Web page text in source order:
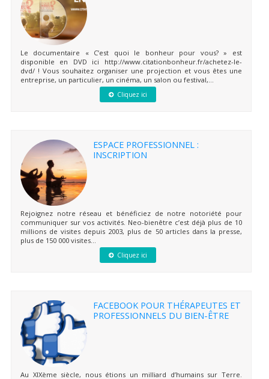
Le documentaire « C’est quoi le bonheur pour vous? » est
disponible en DVD ici http://www.citationbonheur.fr/achetez-le-
dvd/ ! Vous souhaitez organiser une projection et vous êtes une
entreprise, un particulier, un cinéma, un salon ou festival,...
Cliquez ici
ESPACE PROFESSIONNEL :
INSCRIPTION
Rejoignez notre réseau et bénéficiez de notre notoriété pour
communiquer sur vos activités. Neo-bienêtre c’est déjà plus de 10
millions de visites depuis 2003, plus de 50 articles dans la presse,
plus de 150 000 visites...
Cliquez ici
FACEBOOK POUR THÉRAPEUTES ET
PROFESSIONNELS DU BIEN-ÊTRE
Au XIXème siècle, nous étions un milliard d’humains sur Terre.